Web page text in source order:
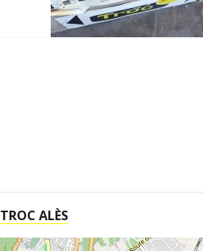
TROC ALÈS